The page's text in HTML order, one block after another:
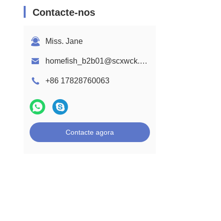
Contacte-nos
Miss. Jane
homefish_b2b01@scxwck.com
+86 17828760063
Contacte agora